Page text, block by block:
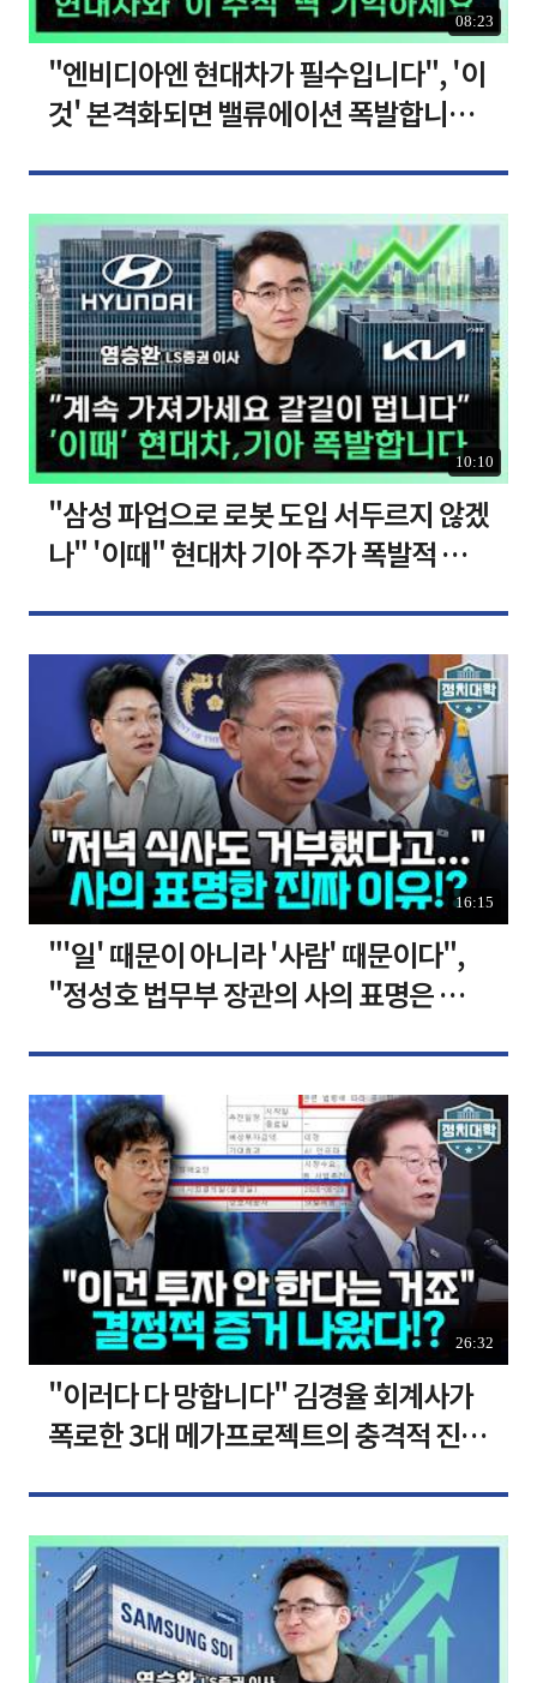
08:23
"엔비디아엔 현대차가 필수입니다", '이
것' 본격화되면 밸류에이션 폭발합니다
10:10
"삼성 파업으로 로봇 도입 서두르지 않겠
나" '이때" 현대차 기아 주가 폭발적 성
16:15
"'일' 때문이 아니라 '사람' 때문이다",
"정성호 법무부 장관의 사의 표명은 이재
26:32
"이러다 다 망합니다" 김경율 회계사가
폭로한 3대 메가프로젝트의 충격적 진실